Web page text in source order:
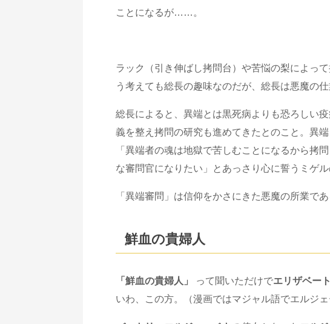
ことになるが……。
ラック（引き伸ばし拷問台）や苦悩の梨によっ
う考えても総長の趣味なのだが、総長は悪魔の
総長によると、異端とは黒死病よりも恐ろしい
義を整え拷問の研究も進めてきたとのこと。異
「異端者の魂は地獄で苦しむことになるから拷
な審問官になりたい」とあっさり心に誓うミゲル
「異端審問」は信仰をかさにきた悪魔の所業で
鮮血の貴婦人
「鮮血の貴婦人」 って聞いただけでエリザベー
いわ、この方。（漫画ではマジャル語でエルジ